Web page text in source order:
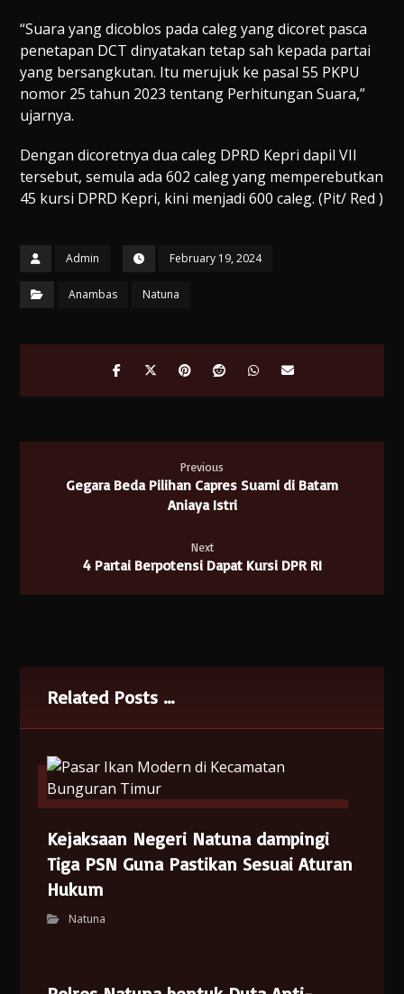
“Suara yang dicoblos pada caleg yang dicoret pasca
penetapan DCT dinyatakan tetap sah kepada partai
yang bersangkutan. Itu merujuk ke pasal 55 PKPU
nomor 25 tahun 2023 tentang Perhitungan Suara,”
ujarnya.
Dengan dicoretnya dua caleg DPRD Kepri dapil VII
tersebut, semula ada 602 caleg yang memperebutkan
45 kursi DPRD Kepri, kini menjadi 600 caleg. (Pit/ Red )
Admin February 19, 2024
Anambas Natuna
Previous
Gegara Beda Pilihan Capres Suami di Batam
Aniaya Istri
Next
4 Partai Berpotensi Dapat Kursi DPR RI
Related Posts ...
Kejaksaan Negeri Natuna dampingi
Tiga PSN Guna Pastikan Sesuai Aturan
Hukum
Natuna